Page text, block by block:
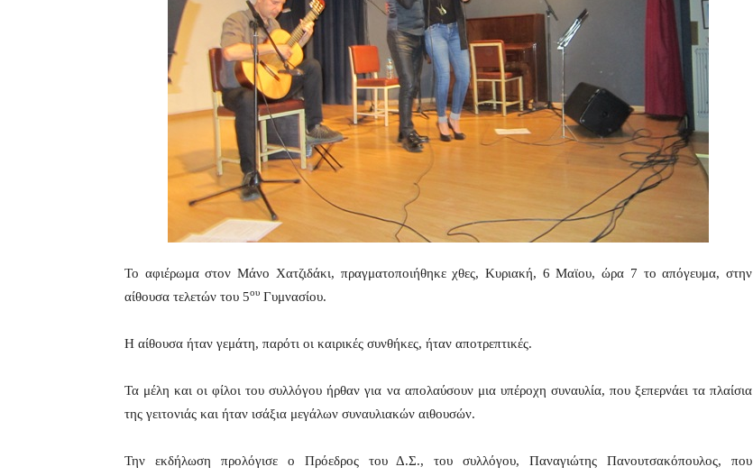
To αφιέρωμα στον Μάνο Χατζιδάκι, πραγματοποιήθηκε χθες, Κυριακή, 6 Μαϊου, ώρα 7 το απόγευμα, στην
αίθουσα τελετών του 5ου Γυμνασίου.
Η αίθουσα ήταν γεμάτη, παρότι οι καιρικές συνθήκες, ήταν αποτρεπτικές.
Τα μέλη και οι φίλοι του συλλόγου ήρθαν για να απολαύσουν μια υπέροχη συναυλία, που ξεπερνάει τα πλαίσια
της γειτονιάς και ήταν ισάξια μεγάλων συναυλιακών αιθουσών.
Την εκδήλωση προλόγισε ο Πρόεδρος του Δ.Σ., του συλλόγου, Παναγιώτης Πανουτσακόπουλος, που